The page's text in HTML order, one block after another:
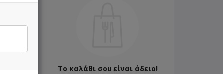
Το καλάθι σου είναι άδειο!